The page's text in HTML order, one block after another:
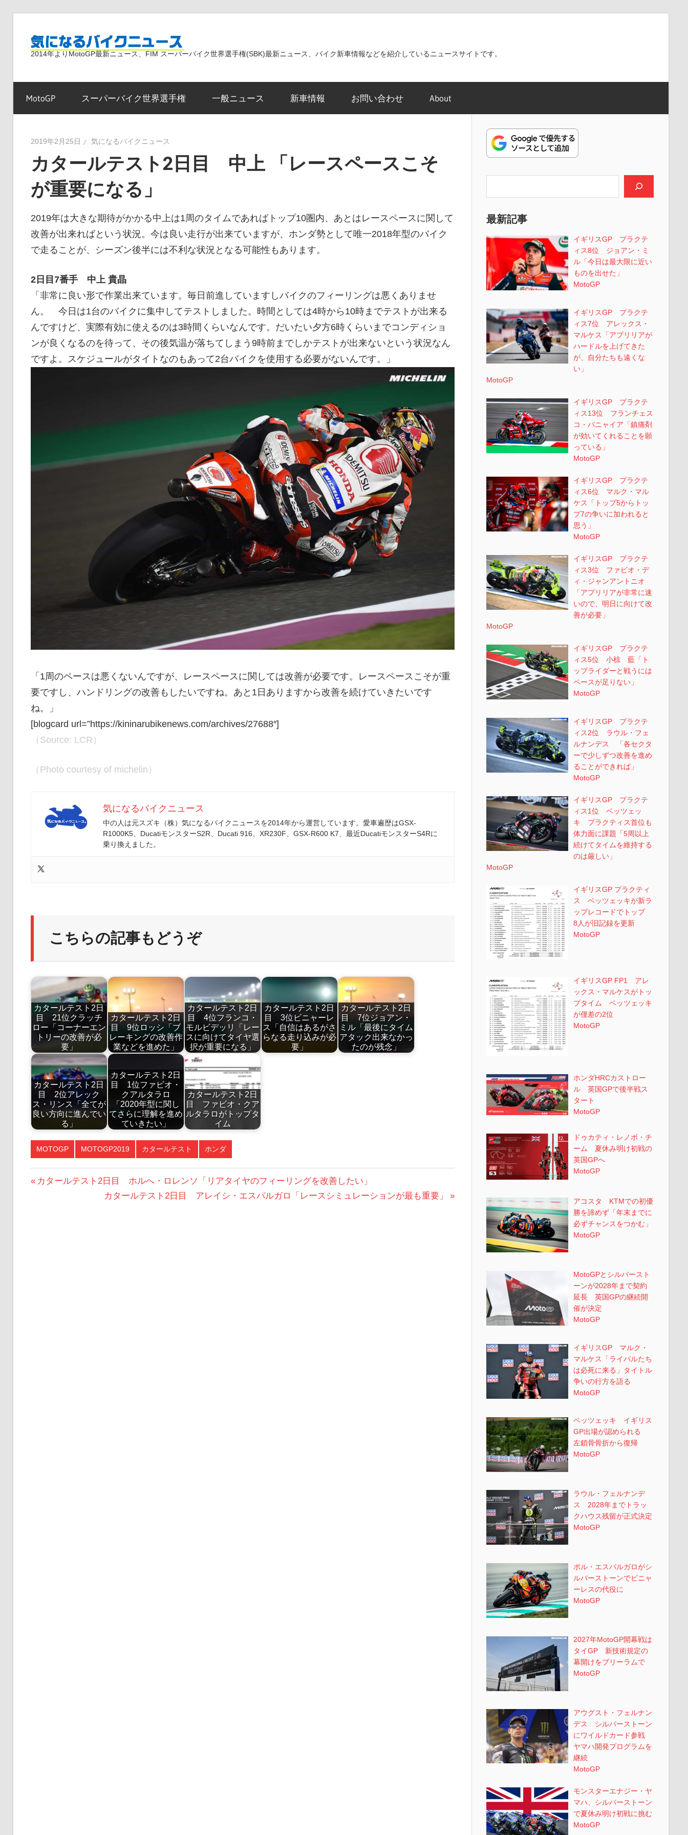
気
に
る
バ
イ
ク
ニ
ュ
ー
ス
2014年よりMotoGP最新ニュース、FIM スーパーバイク世界選手権(SBK)最新ニュース、バイク新車情報などを紹介しているニュースサイトです。
MotoGP スーパーバイク世界選手権 一般ニュース 新車情報 お問い合わせ About
2019年2月25日 気になるバイクニュース
カタールテスト2日目 中上 「レースペースこそ
が重要になる」
2019年は大きな期待がかかる中上は1周のタイムであればトップ10圏内、あとはレースペースに関して
改善が出来ればという状況。今は良い走行が出来ていますが、ホンダ勢として唯一2018年型のバイク
で走ることが、シーズン後半には不利な状況となる可能性もあります。
2日目7番手 中上 貴晶
「非常に良い形で作業出来ています。毎日前進していますしバイクのフィーリングは悪くありませ
ん。 今日は1台のバイクに集中してテストしました。時間としては4時から10時までテストが出来る
んですけど、実際有効に使えるのは3時間くらいなんです。だいたい夕方6時くらいまでコンディショ
ンが良くなるのを待って、その後気温が落ちてしまう9時前までしかテストが出来ないという状況なん
ですよ。スケジュールがタイトなのもあって2台バイクを使用する必要がないんです。」
「1周のペースは悪くないんですが、レースペースに関しては改善が必要です。レースペースこそが重
要ですし、ハンドリングの改善もしたいですね。あと1日ありますから改善を続けていきたいです
ね。」
[blogcard url=”https://kininarubikenews.com/archives/27688″]
（Source: LCR）
（Photo courtesy of michelin）
気になるバイクニュース
中の人は元スズキ（株）気になるバイクニュースを2014年から運営しています。愛車遍歴はGSX-
R1000K5、DucatiモンスターS2R、Ducati 916、XR230F、GSX-R600 K7、最近DucatiモンスターS4Rに
乗り換えました。
こちらの記事もどうぞ
カタールテスト2日
目 21位クラッチ
ロー「コーナーエン
トリーの改善が必
要」
カタールテスト2日
目 9位ロッシ「ブ
レーキングの改善作
業などを進めた」
カタールテスト2日
目 4位フランコ・
モルビデッリ「レー
スに向けてタイヤ選
択が重要になる」
カタールテスト2日
目 3位ビニャーレ
ス「自信はあるがさ
らなる走り込みが必
要」
カタールテスト2日
目 7位ジョアン・
ミル「最後にタイム
アタック出来なかっ
たのが残念」
カタールテスト2日
目 2位アレック
ス・リンス「全てが
良い方向に進んでい
る」
カタールテスト2日
目 1位ファビオ・
クアルタラロ
「2020年型に関し
てさらに理解を進め
ていきたい」
カタールテスト2日
目 ファビオ・クア
ルタラロがトップタ
イム
MOTOGP MOTOGP2019 カタールテスト ホンダ
投
前
カタールテスト2日目 ホルへ・ロレンソ「リアタイヤのフィーリングを改善したい」
次
カタールテスト2日目 アレイシ・エスパルガロ「レースシミュレーションが最も重要」
最新記事
イギリスGP プラクテ
ィス8位 ジョアン・ミ
ル「今日は最大限に近い
ものを出せた」
MotoGP
イギリスGP プラクテ
ィス7位 アレックス・
マルケス「アプリリアが
ハードルを上げてきた
が、自分たちも遠くな
い」
MotoGP
イギリスGP プラクテ
ィス13位 フランチェス
コ・バニャイア「鎮痛剤
が効いてくれることを願
っている」
MotoGP
イギリスGP プラクテ
ィス6位 マルク・マル
ケス「トップ5からトッ
プ7の争いに加われると
思う」
MotoGP
イギリスGP プラクテ
ィス3位 ファビオ・デ
ィ・ジャンアントニオ
「アプリリアが非常に速
いので、明日に向けて改
善が必要」
MotoGP
イギリスGP プラクテ
ィス5位 小椋 藍「ト
ップライダーと戦うには
ペースが足りない」
MotoGP
イギリスGP プラクテ
ィス2位 ラウル・フェ
ルナンデス 「各セクタ
ーで少しずつ改善を進め
ることができれば」
MotoGP
イギリスGP プラクテ
ィス1位 ベッツェッ
キ プラクティス首位も
体力面に課題「5周以上
続けてタイムを維持する
のは厳しい」
MotoGP
イギリスGP プラクティ
ス ベッツェッキが新ラ
ップレコードでトップ
8人が旧記録を更新
MotoGP
イギリスGP FP1 アレ
ックス・マルケスがトッ
プタイム ベッツェッキ
が僅差の2位
MotoGP
ホンダHRCカストロー
ル 英国GPで後半戦ス
タート
MotoGP
ドゥカティ・レノボ・チ
ーム 夏休み明け初戦の
英国GPへ
MotoGP
アコスタ KTMでの初優
勝を諦めず「年末までに
必ずチャンスをつかむ」
MotoGP
MotoGPとシルバースト
ーンが2028年まで契約
延長 英国GPの継続開
催が決定
MotoGP
イギリスGP マルク・
マルケス「ライバルたち
は必死に来る」タイトル
争いの行方を語る
MotoGP
ベッツェッキ イギリス
GP出場が認められる
左鎖骨骨折から復帰
MotoGP
ラウル・フェルナンデ
ス 2028年までトラッ
クハウス残留が正式決定
MotoGP
ポル・エスパルガロがシ
ルバーストーンでビニャ
ーレスの代役に
MotoGP
2027年MotoGP開幕戦は
タイGP 新技術規定の
幕開けをブリーラムで
MotoGP
アウグスト・フェルナン
デス シルバーストーン
にワイルドカード参戦
ヤマハ開発プログラムを
継続
MotoGP
モンスターエナジー・ヤ
マハ、シルバーストーン
で夏休み明け初戦に挑む
MotoGP